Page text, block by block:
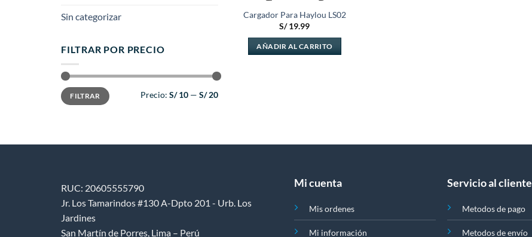
Sin categorizar
FILTRAR POR PRECIO
Precio
mínimo
Precio
máximo
FILTRAR Precio: S/ 10— S/ 20
Cargador Para Haylou LS02
S/19.99
AÑADIR AL CARRITO
RUC: 20605555790
Jr. Los Tamarindos #130 A-Dpto 201 - Urb. Los
Jardines
San Martín de Porres, Lima – Perú
Mi cuenta
Mis ordenes
Mi información
Servicio al cliente
Metodos de pago
Metodos de envío